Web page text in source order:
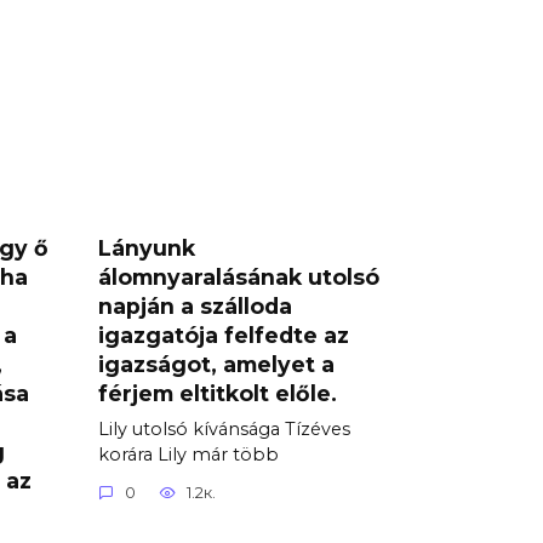
ő
Lányunk
álomnyaralásának utolsó
napján a szálloda
igazgatója felfedte az
igazságot, amelyet a
férjem eltitkolt előle.
Lily utolsó kívánsága Tízéves
korára Lily már több
0 1.2к.